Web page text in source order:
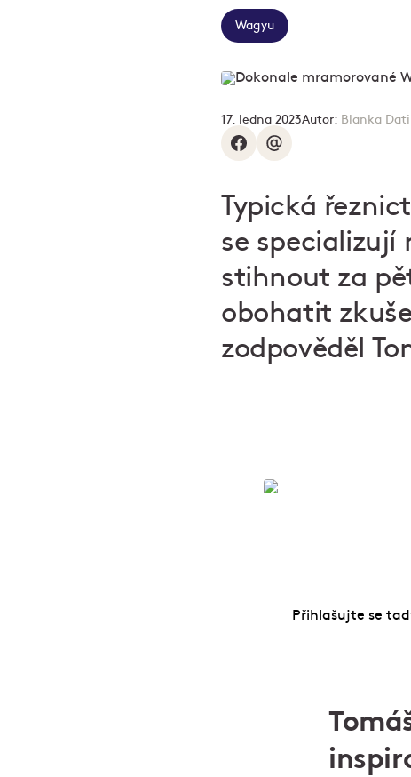
Wagyu
17. ledna 2023Autor: Blanka
Typická
se specializují
stihnout za
obohatit
zodpověděl
Přihlašujte se